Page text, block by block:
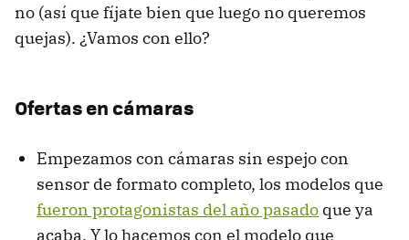
no (así que fíjate bien que luego no queremos
quejas). ¿Vamos con ello?
Ofertas en cámaras
Empezamos con cámaras sin espejo con
sensor de formato completo, los modelos que
fueron protagonistas del año pasado que ya
acaba. Y lo hacemos con el modelo que